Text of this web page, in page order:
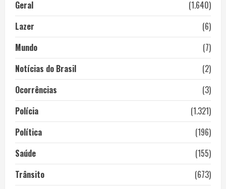
Geral
(1.640)
Lazer
(6)
Mundo
(7)
Notícias do Brasil
(2)
Ocorrências
(3)
Polícia
(1.321)
Política
(196)
Saúde
(155)
Trânsito
(673)